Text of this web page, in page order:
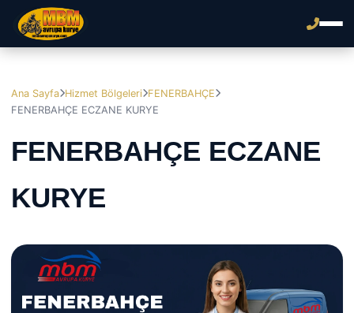
Ana Sayfa Hizmet Bölgeleri FENERBAHÇE
FENERBAHÇE ECZANE KURYE
FENERBAHÇE ECZANE
KURYE